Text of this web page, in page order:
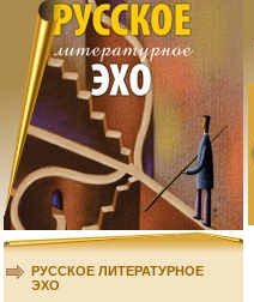
РУССКОЕ ЛИТЕРАТУРНОЕ
ЭХО